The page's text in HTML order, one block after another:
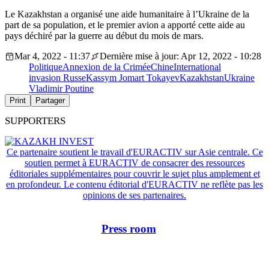
Le Kazakhstan a organisé une aide humanitaire à l’Ukraine de la
part de sa population, et le premier avion a apporté cette aide au
pays déchiré par la guerre au début du mois de mars.
Mar 4, 2022 - 11:37
Dernière mise à jour: Apr 12, 2022 - 10:28
PolitiqueAnnexion de la CriméeChineInternational
invasion RusseKassym Jomart TokayevKazakhstanUkraine
Vladimir Poutine
Print Partager
SUPPORTERS
Ce partenaire soutient le travail d'EURACTIV sur Asie centrale. Ce
soutien permet à EURACTIV de consacrer des ressources
éditoriales supplémentaires pour couvrir le sujet plus amplement et
en profondeur. Le contenu éditorial d'EURACTIV ne reflète pas les
opinions de ses partenaires.
Press room